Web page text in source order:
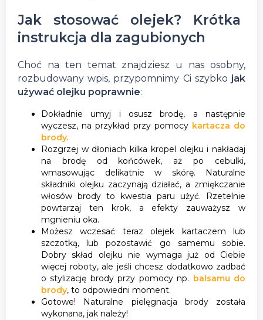
Jak stosować olejek? Krótka
instrukcja dla zagubionych
Choć na ten temat znajdziesz u nas osobny,
rozbudowany wpis, przypomnimy Ci szybko jak
używać olejku poprawnie:
Dokładnie umyj i osusz brodę, a następnie
wyczesz, na przykład przy pomocy kartacza do
brody.
Rozgrzej w dłoniach kilka kropel olejku i nakładaj
na brodę od końcówek, aż po cebulki,
wmasowując delikatnie w skórę. Naturalne
składniki olejku zaczynają działać, a zmiękczanie
włosów brody to kwestia paru użyć. Rzetelnie
powtarzaj ten krok, a efekty zauważysz w
mgnieniu oka.
Możesz wczesać teraz olejek kartaczem lub
szczotką, lub pozostawić go samemu sobie.
Dobry skład olejku nie wymaga już od Ciebie
więcej roboty, ale jeśli chcesz dodatkowo zadbać
o stylizację brody przy pomocy np. balsamu do
brody, to odpowiedni moment.
Gotowe! Naturalne pielęgnacja brody została
wykonana, jak należy!